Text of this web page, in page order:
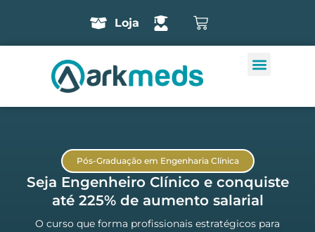
Loja
Pós-Graduação em Engenharia Clínica
Seja Engenheiro Clínico e conquiste
até 225% de aumento salarial
O curso que forma profissionais estratégicos para